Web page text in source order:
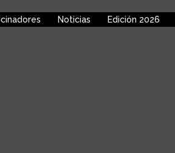
Noticias Edición 2026